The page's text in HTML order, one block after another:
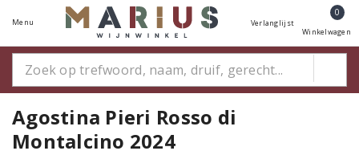
Menu Verlanglijst
0
Winkelwagen
Agostina Pieri Rosso di
Montalcino 2024